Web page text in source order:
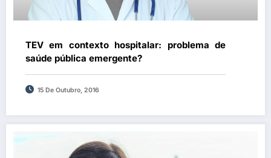
TEV em contexto hospitalar: problema de
saúde pública emergente?
15 De Outubro, 2016